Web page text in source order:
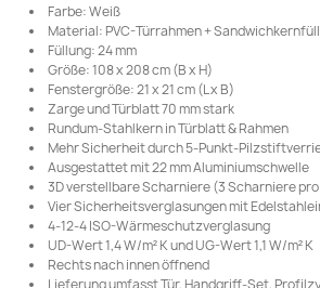
Farbe: Weiß
Material: PVC-Türrahmen +
Füllung: 24 mm
Größe: 108 x 208 cm (B x H)
Fenstergröße: 21 x 21 cm (L x B)
Zarge und Türblatt 70 mm stark
Rundum-Stahlkern in Türblatt & Rahmen
Mehr Sicherheit durch 5-Punkt-
Ausgestattet mit 22 mm Aluminiumschwelle
3D verstellbare Scharniere (3 Scharniere pro
Vier Sicherheitsverglasungen mit
4-12-4 ISO-Wärmeschutzverglasung
UD-Wert 1,4 W/m² K und UG-Wert 1,1 W/m² K
Rechts nach innen öffnend
Lieferung umfasst Tür, Handgriff-Set,